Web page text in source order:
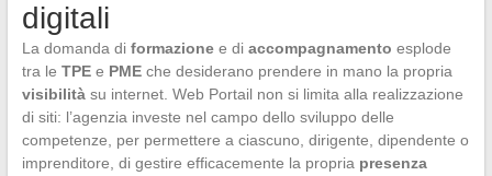
digitali
La domanda di formazionee di accompagnamento esplode
tra le TPEe PMEche desiderano prendere in mano la propria
visibilitàsu internet. Web Portail non si limita alla realizzazione
di siti: l’agenzia investe nel campo dello sviluppo delle
competenze, per permettere a ciascuno, dirigente, dipendente o
imprenditore, di gestire efficacemente la propria presenza